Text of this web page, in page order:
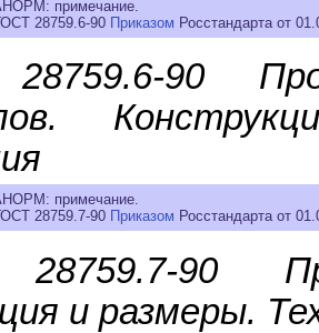
примечание.
28759.6-90 Приказом Росстандарта от
90
примечание.
28759.7-90 Приказом Росстандарта от
90
и размеры.